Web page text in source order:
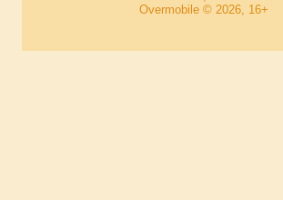
Overmobile © 2026, 16+